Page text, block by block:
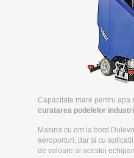
Capacitate mare pentru apa
curatarea podelelor
Masina cu om la bord
aeroporturi, dar si cu
de valoare al acestui